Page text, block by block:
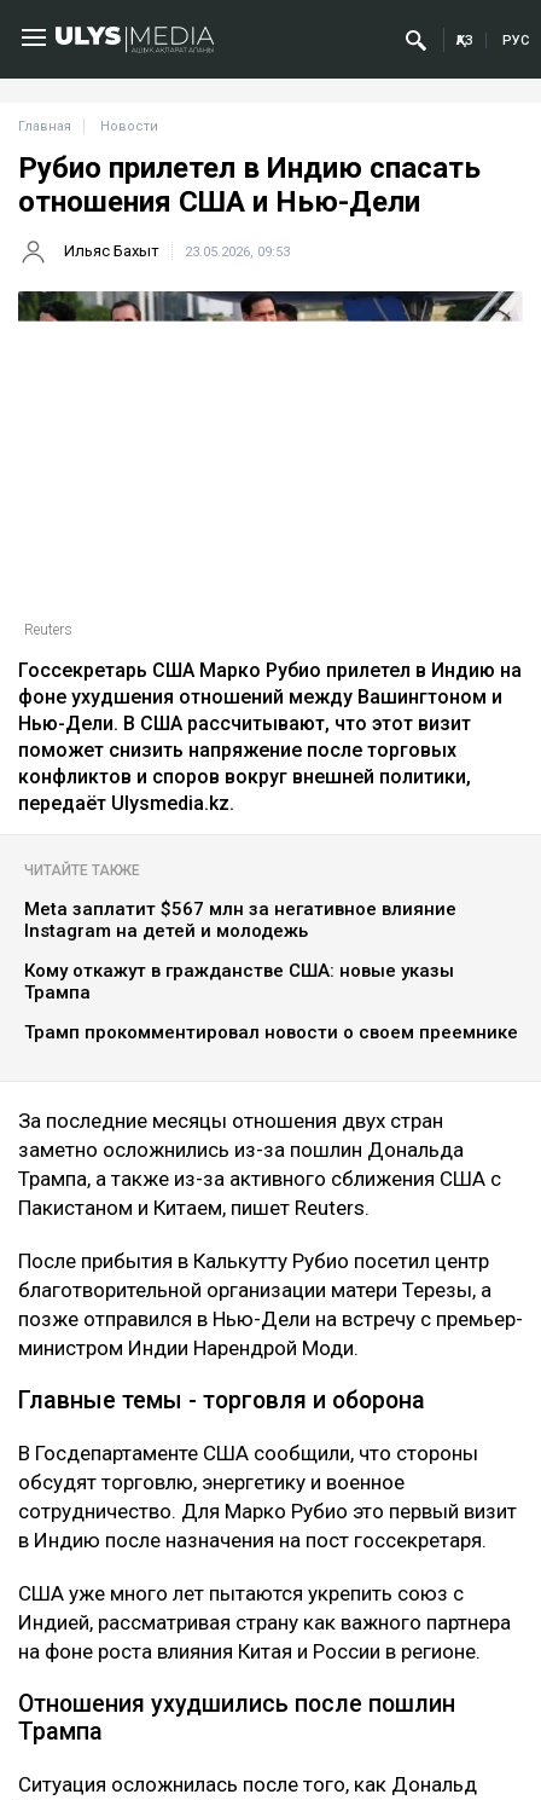
ҚАЗ РУС
Главная Новости
Рубио прилетел в Индию спасать
отношения США и Нью-Дели
Ильяс Бахыт 23.05.2026, 09:53
Reuters
Госсекретарь США Марко Рубио прилетел в Индию на
фоне ухудшения отношений между Вашингтоном и
Нью-Дели. В США рассчитывают, что этот визит
поможет снизить напряжение после торговых
конфликтов и споров вокруг внешней политики,
передаёт Ulysmedia.kz.
ЧИТАЙТЕ ТАКЖЕ
Meta заплатит $567 млн за негативное влияние
Instagram на детей и молодежь
Кому откажут в гражданстве США: новые указы
Трампа
Трамп прокомментировал новости о своем преемнике
За последние месяцы отношения двух стран
заметно осложнились из-за пошлин Дональда
Трампа, а также из-за активного сближения США с
Пакистаном и Китаем, пишет Reuters.
После прибытия в Калькутту Рубио посетил центр
благотворительной организации матери Терезы, а
позже отправился в Нью-Дели на встречу с премьер-
министром Индии Нарендрой Моди.
Главные темы - торговля и оборона
В Госдепартаменте США сообщили, что стороны
обсудят торговлю, энергетику и военное
сотрудничество. Для Марко Рубио это первый визит
в Индию после назначения на пост госсекретаря.
США уже много лет пытаются укрепить союз с
Индией, рассматривая страну как важного партнера
на фоне роста влияния Китая и России в регионе.
Отношения ухудшились после пошлин
Трампа
Ситуация осложнилась после того, как Дональд